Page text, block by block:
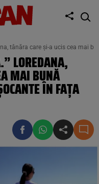
tânăra care și-a ucis cea mai
LOREDANA,
MAI BUNĂ
ÎN FAȚA